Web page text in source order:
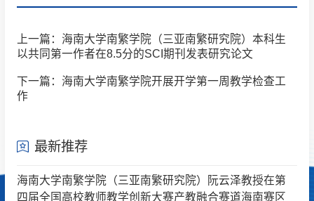
上一篇：海南大学南繁学院（三亚南繁研究院）本科生
以共同第一作者在8.5分的SCI期刊发表研究论文
下一篇：海南大学南繁学院开展开学第一周教学检查工
作
最新推荐
海南大学南繁学院（三亚南繁研究院）阮云泽教授在第
四届全国高校教师教学创新大赛产教融合赛道海南赛区